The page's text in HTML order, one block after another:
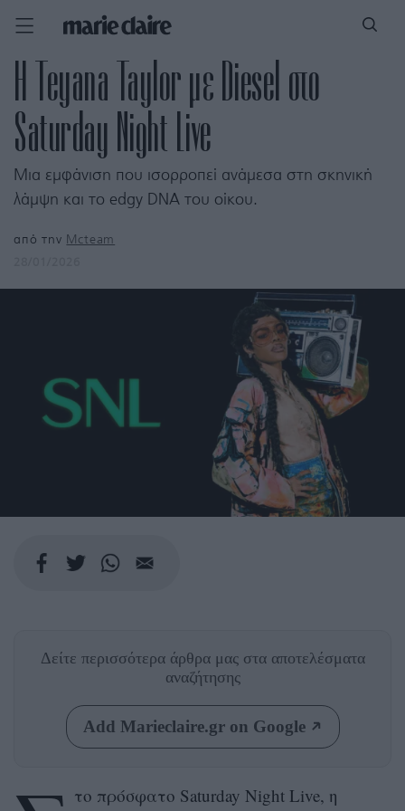
Η Teyana Taylor με Diesel στο
Saturday Night Live
Μια εμφάνιση που ισορροπεί ανάμεσα στη σκηνική
λάμψη και το edgy DNA του οίκου.
από την Mcteam
Δείτε περισσότερα άρθρα μας στα αποτελέσματα
αναζήτησης
Add Marieclaire.gr on Google
το πρόσφατο Saturday Night Live, η